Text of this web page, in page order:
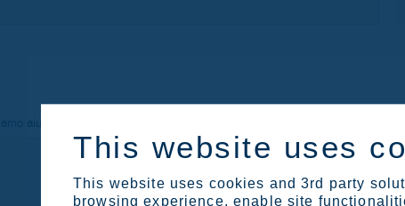
This website uses
This website uses cookies and 3rd party
browsing experience, enable site
aiutarti